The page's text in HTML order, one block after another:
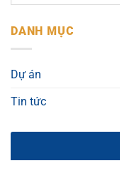
DANH MỤC
Dự án
Tin tức